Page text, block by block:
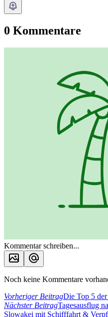
0 Kommentare
Kommentar schreiben...
Noch keine Kommentare
Vorheriger BeitragDie Top 5 der
Nächster BeitragTagesausflug
Slowakei mit Schifffahrt &